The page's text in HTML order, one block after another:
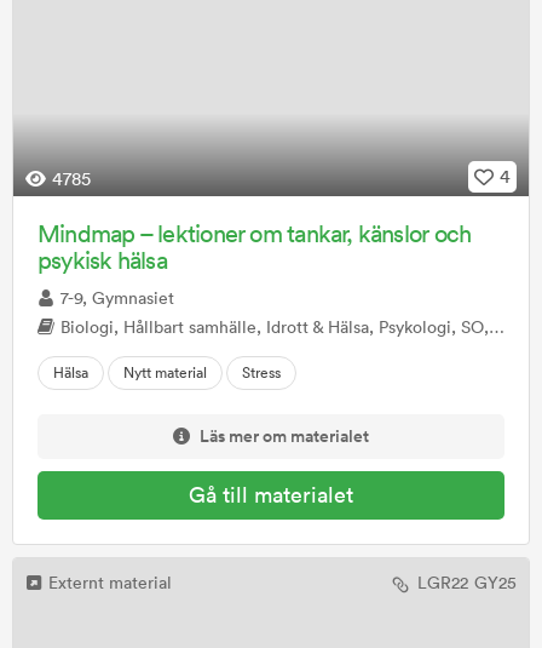
4785 4
Mindmap – lektioner om tankar, känslor och
psykisk hälsa
7-9, Gymnasiet
Biologi, Hållbart samhälle, Idrott & Hälsa, Psykologi, SO, Vardagsaktiviteter, Ämnesövergripande, Mentorstid
Hälsa Nytt material Stress
Läs mer om materialet
Gå till materialet
Externt material LGR22 GY25